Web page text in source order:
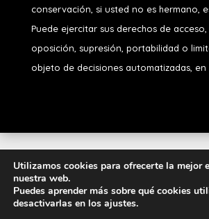
conservación, si usted no es hermano,
Puede ejercitar sus derechos de
oposición, supresión, portabilidad o
objeto de decisiones automatizadas,
Diseñado poriNova Cloud. Una
reservados.Política de
Utilizamos cookies para ofrecerte la mejor
nuestra web.
Puedes aprender más sobre qué cookies
desactivarlas en los ajustes.